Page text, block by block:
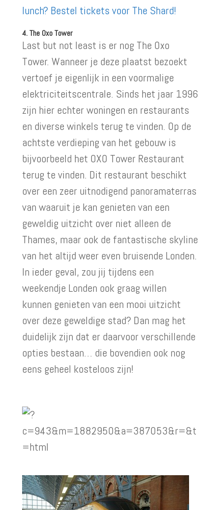
lunch? Bestel tickets voor The Shard!
4. The Oxo Tower
Last but not least is er nog The Oxo
Tower. Wanneer je deze plaatst bezoekt
vertoef je eigenlijk in een voormalige
elektriciteitscentrale. Sinds het jaar 1996
zijn hier echter woningen en restaurants
en diverse winkels terug te vinden. Op de
achtste verdieping van het gebouw is
bijvoorbeeld het OXO Tower Restaurant
terug te vinden. Dit restaurant beschikt
over een zeer uitnodigend panoramaterras
van waaruit je kan genieten van een
geweldig uitzicht over niet alleen de
Thames, maar ook de fantastische skyline
van het altijd weer even bruisende Londen.
In ieder geval, zou jij tijdens een
weekendje Londen ook graag willen
kunnen genieten van een mooi uitzicht
over deze geweldige stad? Dan mag het
duidelijk zijn dat er daarvoor verschillende
opties bestaan… die bovendien ook nog
eens geheel kosteloos zijn!